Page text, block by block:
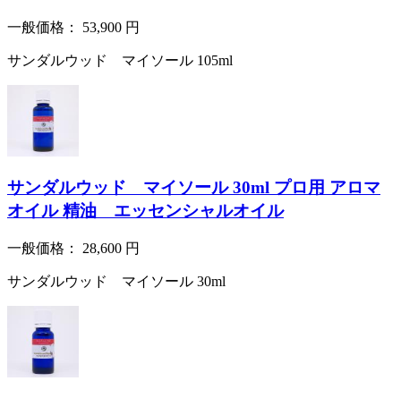
一般価格： 53,900 円
サンダルウッド マイソール 105ml
サンダルウッド マイソール 30ml プロ用 アロマ
オイル 精油 エッセンシャルオイル
一般価格： 28,600 円
サンダルウッド マイソール 30ml